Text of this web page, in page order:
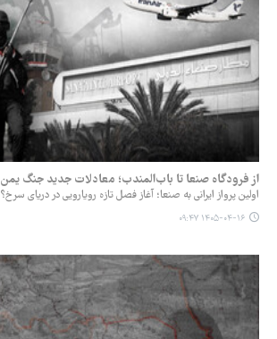
از فرودگاه صنعا تا باب‌المندب؛ معادلات جدید جنگ یمن
اولین پرواز ایرانی به صنعا؛ آغاز فصل تازه رویارویی در دریای سرخ؟
۱۴۰۵-۰۴-۱۶ ۰۹:۴۷